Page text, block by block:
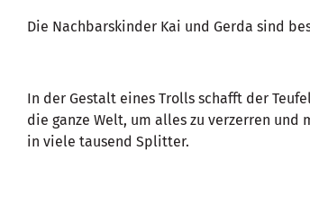
Die Nachbarskinder Kai und Gerda sind
In der Gestalt eines Trolls schafft der
die ganze Welt, um alles zu verzerren
in viele tausend Splitter.